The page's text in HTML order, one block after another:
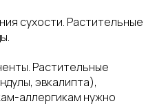
сухости. Растительные
Растительные
эвкалипта),
аллергикам нужно